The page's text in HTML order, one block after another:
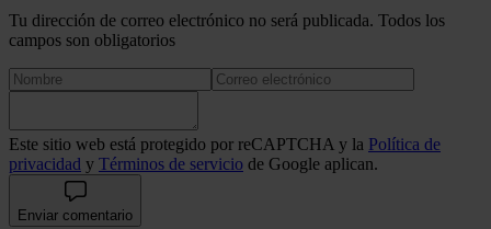
Tu dirección de correo electrónico no será publicada. Todos los
campos son obligatorios
Este sitio web está protegido por reCAPTCHA y la Política de
privacidad y Términos de servicio de Google aplican.
Enviar comentario